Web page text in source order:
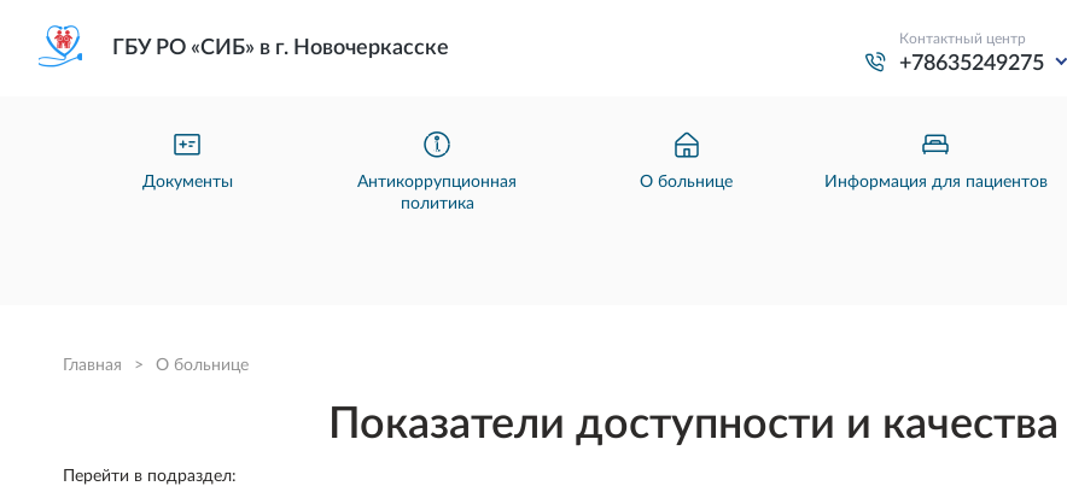
Документы
Антикоррупционная
политика
О больнице Информация для пациентов
Главная > О больнице
Перейти в подраздел:
Показатели доступности и качества
ГБУ РО «СИБ» в г. Новочеркасске Контактный центр
+78635249275